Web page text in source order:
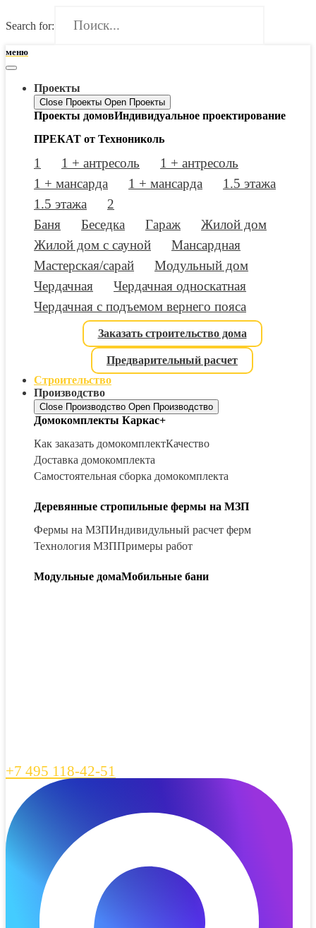
Search for:
меню
Проекты
Close Проекты Open Проекты
Проекты домовИндивидуальное проектирование
ПРЕКАТ от Технониколь
1 1 + антресоль
1 + антресоль
1 + мансарда
1 + мансарда
1.5 этажа
1.5 этажа
2
Баня
Беседка Гараж
Жилой дом
Жилой дом с сауной
Мансардная
Мастерская/сарай
Модульный дом
Чердачная
Чердачная односкатная
Чердачная с подъемом вернего пояса
Заказать строительство дома
Предварительный расчет
Строительство
Производство
Close Производство Open Производство
Домокомплекты Каркас+
Как заказать домокомплектКачество
Доставка домокомплекта
Самостоятельная сборка домокомплекта
Деревянные стропильные фермы на МЗП
Фермы на МЗПИндивидульный расчет ферм
Технология МЗППримеры работ
Модульные домаМобильные бани
+7 495 118-42-51